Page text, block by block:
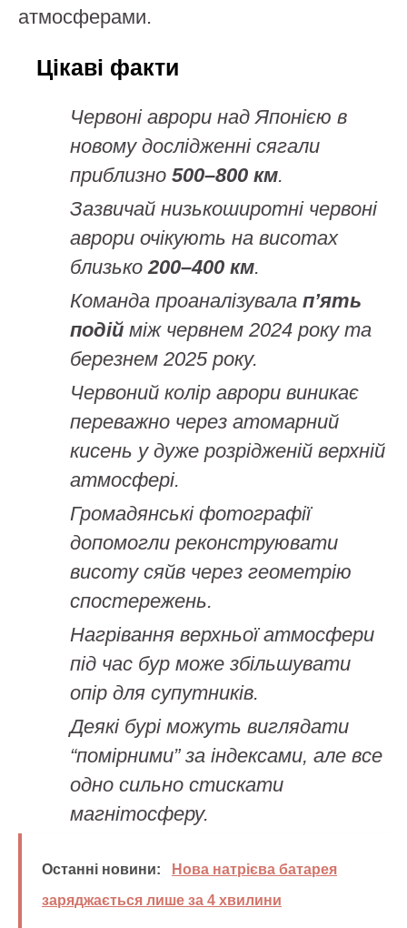
атмосферами.
Цікаві факти
Червоні аврори над Японією в
новому дослідженні сягали
приблизно500–800 км.
Зазвичай низькоширотні червоні
аврори очікують на висотах
близько200–400 км.
Команда проаналізувалап’ять
подій між червнем 2024 року та
березнем 2025 року.
Червоний колір аврори виникає
переважно через атомарний
кисень у дуже розрідженій верхній
атмосфері.
Громадянські фотографії
допомогли реконструювати
висоту сяйв через геометрію
спостережень.
Нагрівання верхньої атмосфери
під час бур може збільшувати
опір для супутників.
Деякі бурі можуть виглядати
“помірними” за індексами, але все
одно сильно стискати
магнітосферу.
Останні новини:
Нова натрієва батарея
заряджається лише за 4 хвилини